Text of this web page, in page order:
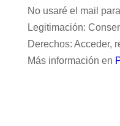
No usaré el mail
Legitimación:
Derechos: Acceder,
Más información en